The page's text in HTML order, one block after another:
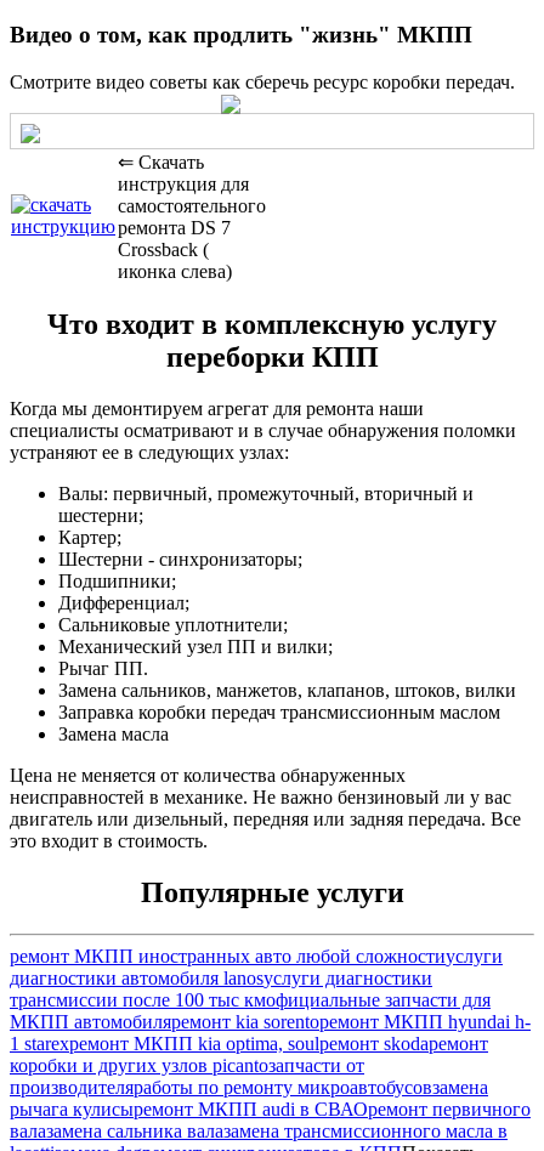
Видео о том, как продлить "жизнь" МКПП
Смотрите видео советы как сберечь ресурс коробки передач.
⇐ Скачать
инструкция для
самостоятельного
ремонта DS 7
Crossback (
иконка слева)
Что входит в комплексную услугу
переборки КПП
Когда мы демонтируем агрегат для ремонта наши
специалисты осматривают и в случае обнаружения поломки
устраняют ее в следующих узлах:
Валы: первичный, промежуточный, вторичный и
шестерни;
Картер;
Шестерни - синхронизаторы;
Подшипники;
Дифференциал;
Сальниковые уплотнители;
Механический узел ПП и вилки;
Рычаг ПП.
Замена сальников, манжетов, клапанов, штоков, вилки
Заправка коробки передач трансмиссионным маслом
Замена масла
Цена не меняется от количества обнаруженных
неисправностей в механике. Не важно бензиновый ли у вас
двигатель или дизельный, передняя или задняя передача. Все
это входит в стоимость.
Популярные услуги
ремонт МКПП иностранных авто любой сложностиуслуги
диагностики автомобиля lanosуслуги диагностики
трансмиссии после 100 тыс кмофициальные запчасти для
МКПП автомобиляремонт kia sorentoремонт МКПП hyundai h-
1 starexремонт МКПП kia optima, soulремонт skodaремонт
коробки и других узлов picantoзапчасти от
производителяработы по ремонту микроавтобусовзамена
рычага кулисыремонт МКПП audi в СВАОремонт первичного
валазамена сальника валазамена трансмиссионного масла в